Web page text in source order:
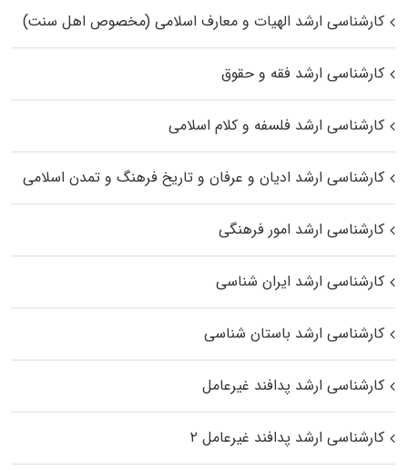
کارشناسی ارشد الهیات و معارف اسلامی (مخصوص اهل سنت)
کارشناسی ارشد فقه و حقوق
کارشناسی ارشد فلسفه و کلام اسلامی
کارشناسی ارشد ادیان و عرفان و تاریخ فرهنگ و تمدن اسلامی
کارشناسی ارشد امور فرهنگی
کارشناسی ارشد ایران شناسی
کارشناسی ارشد باستان شناسی
کارشناسی ارشد پدافند غیرعامل
کارشناسی ارشد پدافند غیرعامل ۲